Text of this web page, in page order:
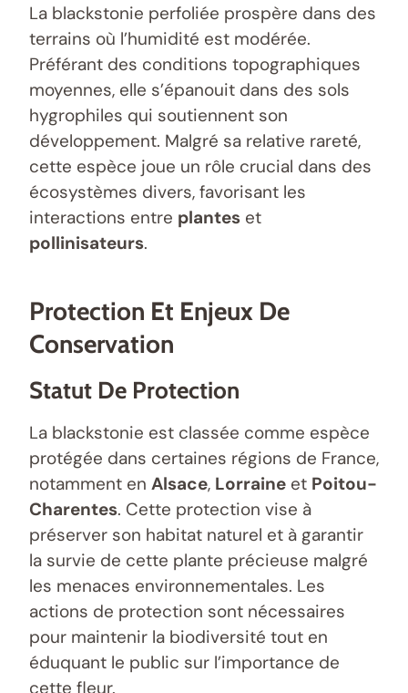
La blackstonie perfoliée prospère dans des
terrains où l’humidité est modérée.
Préférant des conditions topographiques
moyennes, elle s’épanouit dans des sols
hygrophiles qui soutiennent son
développement. Malgré sa relative rareté,
cette espèce joue un rôle crucial dans des
écosystèmes divers, favorisant les
interactions entre plantes et
pollinisateurs.
Protection Et Enjeux De
Conservation
Statut De Protection
La blackstonie est classée comme espèce
protégée dans certaines régions de France,
notamment en Alsace, Lorraine et Poitou-
Charentes. Cette protection vise à
préserver son habitat naturel et à garantir
la survie de cette plante précieuse malgré
les menaces environnementales. Les
actions de protection sont nécessaires
pour maintenir la biodiversité tout en
éduquant le public sur l’importance de
cette fleur.